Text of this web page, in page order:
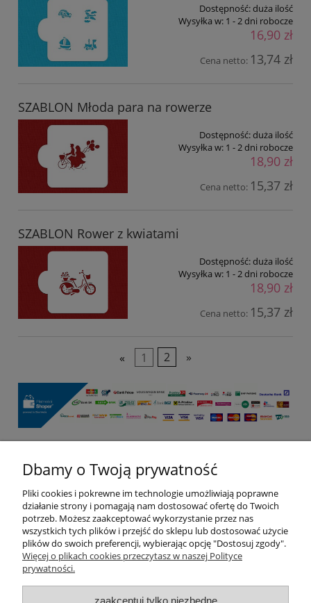
Dostępność:duża ilość
Wysyłka w: 1 - 2 dni robocze
16,90 zł
Cena netto: 13,74 zł
SZABLON Młoda para na rowerze
Dostępność:duża ilość
Wysyłka w: 1 - 2 dni robocze
18,90 zł
Cena netto: 15,37 zł
SZABLON Rower z kwiatami
Dostępność:duża ilość
Wysyłka w: 1 - 2 dni robocze
18,90 zł
Cena netto: 15,37 zł
« 1 2 »
Pomoc
Moje konto
Płatności i dostawa
Dbamy o Twoją prywatność
Pliki cookies i pokrewne im technologie umożliwiają poprawne
działanie strony i pomagają nam dostosować ofertę do Twoich
potrzeb. Możesz zaakceptować wykorzystanie przez nas
wszystkich tych plików i przejść do sklepu lub dostosować użycie
plików do swoich preferencji, wybierając opcję "Dostosuj zgody".
Więcej o plikach cookies przeczytasz w naszej Polityce
prywatności.
zaakceptuj tylko niezbędne